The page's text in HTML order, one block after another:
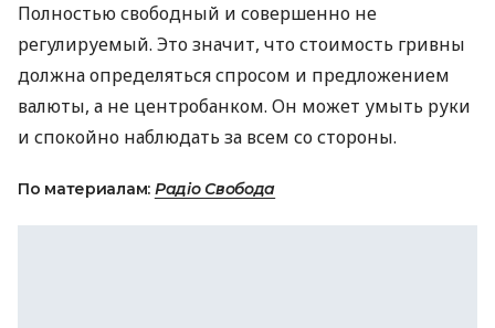
Полностью свободный и совершенно не
регулируемый. Это значит, что стоимость гривны
должна определяться спросом и предложением
валюты, а не центробанком. Он может умыть руки
и спокойно наблюдать за всем со стороны.
По материалам: Радіо Свобода